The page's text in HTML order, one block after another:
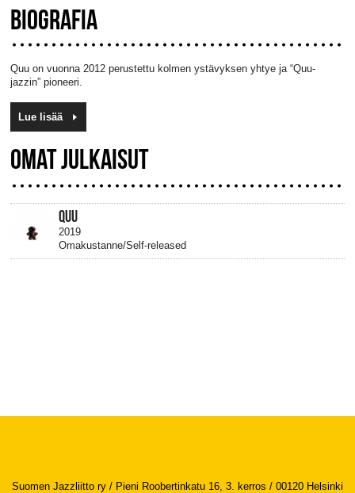
BIOGRAFIA
Quu on vuonna 2012 perustettu kolmen ystävyksen yhtye ja “Quu-
jazzin” pioneeri.
Lue lisää
OMAT JULKAISUT
QUU
2019
Omakustanne/Self-released
Suomen Jazzliitto ry / Pieni Roobertinkatu 16, 3. kerros / 00120 Helsinki